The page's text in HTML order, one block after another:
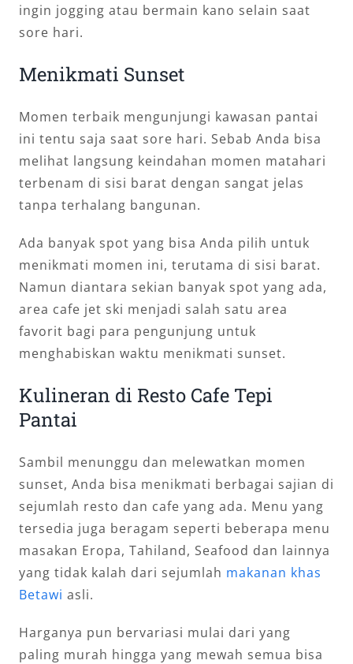
ingin jogging atau bermain kano selain saat
sore hari.
Menikmati Sunset
Momen terbaik mengunjungi kawasan pantai
ini tentu saja saat sore hari. Sebab Anda bisa
melihat langsung keindahan momen matahari
terbenam di sisi barat dengan sangat jelas
tanpa terhalang bangunan.
Ada banyak spot yang bisa Anda pilih untuk
menikmati momen ini, terutama di sisi barat.
Namun diantara sekian banyak spot yang ada,
area cafe jet ski menjadi salah satu area
favorit bagi para pengunjung untuk
menghabiskan waktu menikmati sunset.
Kulineran di Resto Cafe Tepi
Pantai
Sambil menunggu dan melewatkan momen
sunset, Anda bisa menikmati berbagai sajian di
sejumlah resto dan cafe yang ada. Menu yang
tersedia juga beragam seperti beberapa menu
masakan Eropa, Tahiland, Seafood dan lainnya
yang tidak kalah dari sejumlah makanan khas
Betawi asli.
Harganya pun bervariasi mulai dari yang
paling murah hingga yang mewah semua bisa